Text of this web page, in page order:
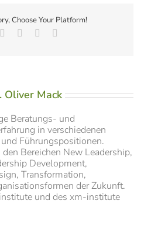
Choose Your Platform!
LinkedIn
Oliver Mack
Beratungs- und
in verschiedenen
Führungspositionen.
den Bereichen New Leadership,
Development,
Transformation,
der Zukunft.
und des xm-institute